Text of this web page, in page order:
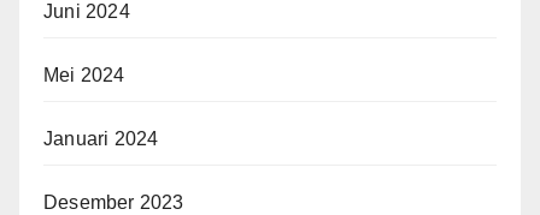
Juni 2024
Mei 2024
Januari 2024
Desember 2023